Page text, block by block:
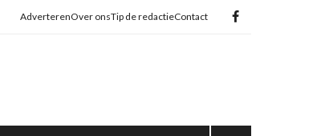
AdverterenOver onsTip de redactieContact